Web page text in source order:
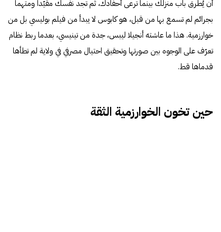
أن يُطرق باب منزلك بينما ترعى أحفادك، ثم تجد نفسك مقيّداً ومتهماً
بجرائم لم تسمع بها من قبل، هو كابوس لا يبدأ من فيلم بوليسي بل من
خوارزمية. هذا ما عاشته أنجيلا ليبس، جدة من تينيسي، بعدما ربط نظام
تعرّف على الوجوه بين صورتها وتحقيق احتيال مصرفي في ولاية لم تطأها
قدماها قط.
حين تخون الخوارزمية الثقة